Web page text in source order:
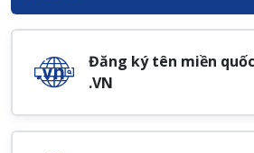
Đăng ký tên miền
.VN